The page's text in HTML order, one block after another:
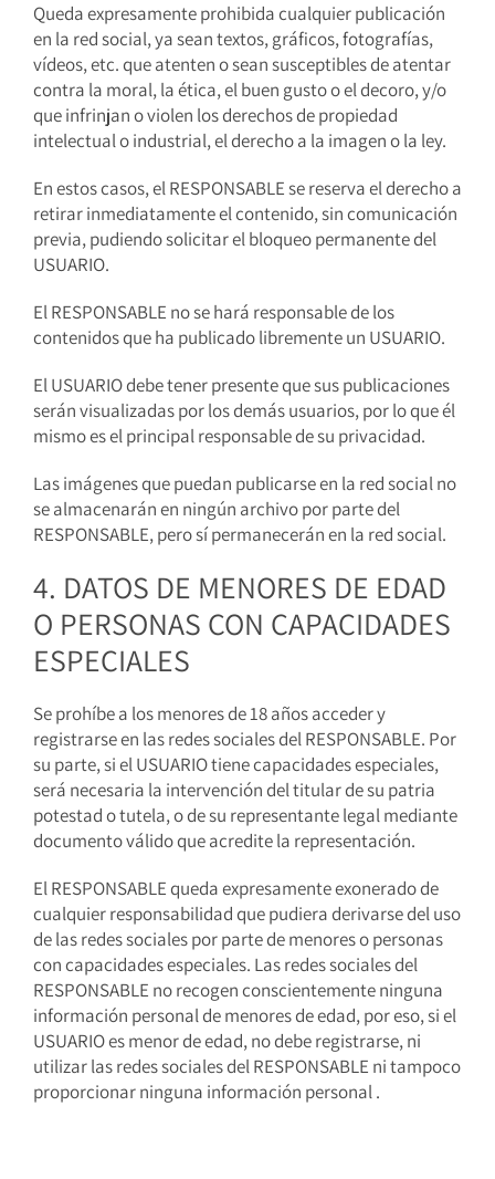
Queda expresamente prohibida cualquier publicación
en la red social, ya sean textos, gráficos, fotografías,
vídeos, etc. que atenten o sean susceptibles de atentar
contra la moral, la ética, el buen gusto o el decoro, y/o
que infrinjan o violen los derechos de propiedad
intelectual o industrial, el derecho a la imagen o la ley.
En estos casos, el RESPONSABLE se reserva el derecho a
retirar inmediatamente el contenido, sin comunicación
previa, pudiendo solicitar el bloqueo permanente del
USUARIO.
El RESPONSABLE no se hará responsable de los
contenidos que ha publicado libremente un USUARIO.
El USUARIO debe tener presente que sus publicaciones
serán visualizadas por los demás usuarios, por lo que él
mismo es el principal responsable de su privacidad.
Las imágenes que puedan publicarse en la red social no
se almacenarán en ningún archivo por parte del
RESPONSABLE, pero sí permanecerán en la red social.
4. DATOS DE MENORES DE EDAD
O PERSONAS CON CAPACIDADES
ESPECIALES
Se prohíbe a los menores de 18 años acceder y
registrarse en las redes sociales del RESPONSABLE. Por
su parte, si el USUARIO tiene capacidades especiales,
será necesaria la intervención del titular de su patria
potestad o tutela, o de su representante legal mediante
documento válido que acredite la representación.
El RESPONSABLE queda expresamente exonerado de
cualquier responsabilidad que pudiera derivarse del uso
de las redes sociales por parte de menores o personas
con capacidades especiales. Las redes sociales del
RESPONSABLE no recogen conscientemente ninguna
información personal de menores de edad, por eso, si el
USUARIO es menor de edad, no debe registrarse, ni
utilizar las redes sociales del RESPONSABLE ni tampoco
proporcionar ninguna información personal .